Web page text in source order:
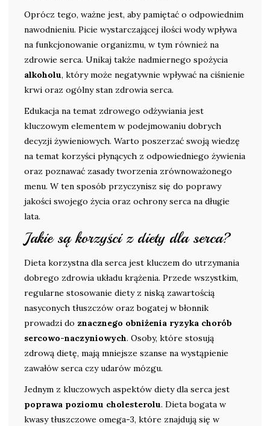
Oprócz tego, ważne jest, aby pamiętać o odpowiednim
nawodnieniu. Picie wystarczającej ilości wody wpływa
na funkcjonowanie organizmu, w tym również na
zdrowie serca. Unikaj także nadmiernego spożycia
alkoholu, który może negatywnie wpływać na ciśnienie
krwi oraz ogólny stan zdrowia serca.
Edukacja na temat zdrowego odżywiania jest
kluczowym elementem w podejmowaniu dobrych
decyzji żywieniowych. Warto poszerzać swoją wiedzę
na temat korzyści płynących z odpowiedniego żywienia
oraz poznawać zasady tworzenia zrównoważonego
menu. W ten sposób przyczynisz się do poprawy
jakości swojego życia oraz ochrony serca na długie
lata.
Jakie są korzyści z diety dla serca?
Dieta korzystna dla serca jest kluczem do utrzymania
dobrego zdrowia układu krążenia. Przede wszystkim,
regularne stosowanie diety z niską zawartością
nasyconych tłuszczów oraz bogatej w błonnik
prowadzi do znacznego obniżenia ryzyka chorób
sercowo-naczyniowych. Osoby, które stosują
zdrową dietę, mają mniejsze szanse na wystąpienie
zawałów serca czy udarów mózgu.
Jednym z kluczowych aspektów diety dla serca jest
poprawa poziomu cholesterolu. Dieta bogata w
kwasy tłuszczowe omega-3, które znajdują się w